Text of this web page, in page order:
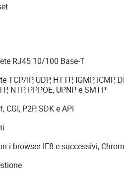
RJ45 10/100 Base-T
TCP/IP, UDP, HTTP, IGMP, ICMP,
NTP, PPPOE, UPNP e SMTP
CGI, P2P, SDK e API
i browser IE8 e successivi,